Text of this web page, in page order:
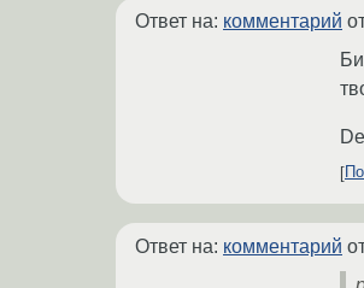
Ответ на: комментарий
Ответ на: комментарий